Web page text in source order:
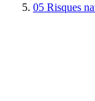
05 Risques